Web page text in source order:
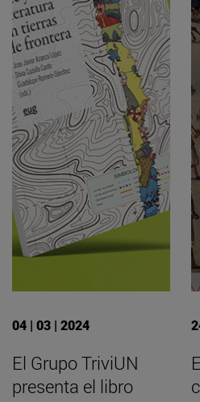
04 | 03 | 2024
El Grupo TriviUN
presenta el libro